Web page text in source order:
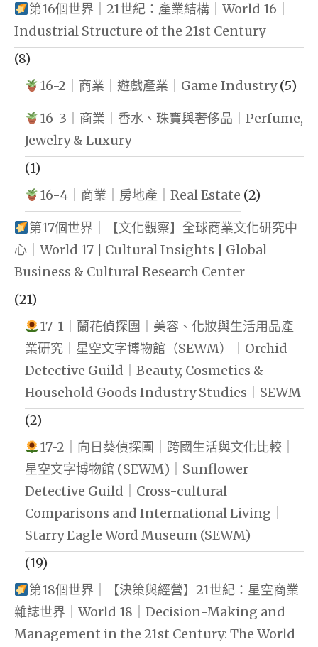
第16個世界｜21世紀：產業結構｜World 16｜
Industrial Structure of the 21st Century
(8)
16-2｜商業｜遊戲產業｜Game Industry(5)
16-3｜商業｜香水、珠寶與奢侈品｜Perfume,
Jewelry & Luxury
(1)
16-4｜商業｜房地產｜Real Estate (2)
第17個世界｜【文化觀察】全球商業文化研究中
心｜World 17 | Cultural Insights | Global
Business & Cultural Research Center
(21)
17-1｜蘭花偵探團｜美容、化妝與生活用品產
業研究｜星空文字博物館（SEWM）｜Orchid
Detective Guild｜Beauty, Cosmetics &
Household Goods Industry Studies｜SEWM
(2)
17-2｜向日葵偵探團｜跨國生活與文化比較｜
星空文字博物館 (SEWM)｜Sunflower
Detective Guild｜Cross-cultural
Comparisons and International Living｜
Starry Eagle Word Museum (SEWM)
(19)
第18個世界｜【決策與經營】21世紀：星空商業
雜誌世界｜World 18｜Decision-Making and
Management in the 21st Century: The World